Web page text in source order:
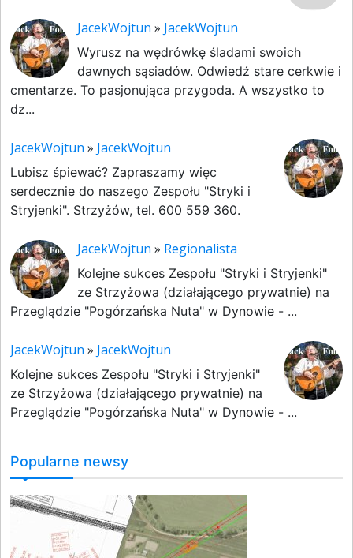
JacekWojtun » JacekWojtun
Wyrusz na wędrówkę śladami swoich
dawnych sąsiadów. Odwiedź stare cerkwie i
cmentarze. To pasjonująca przygoda. A wszystko to
dz...
JacekWojtun » JacekWojtun
Lubisz śpiewać? Zapraszamy więc
serdecznie do naszego Zespołu "Stryki i
Stryjenki". Strzyżów, tel. 600 559 360.
JacekWojtun » Regionalista
Kolejne sukces Zespołu "Stryki i Stryjenki"
ze Strzyżowa (działającego prywatnie) na
Przeglądzie "Pogórzańska Nuta" w Dynowie - ...
JacekWojtun » JacekWojtun
Kolejne sukces Zespołu "Stryki i Stryjenki"
ze Strzyżowa (działającego prywatnie) na
Przeglądzie "Pogórzańska Nuta" w Dynowie - ...
Popularne newsy